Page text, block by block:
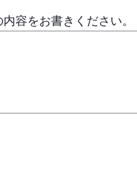
容をお書きください。